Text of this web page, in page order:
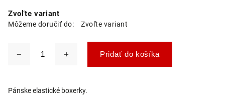
Zvoľte variant
Môžeme doručiť do: Zvoľte variant
Pridať do košíka
Pánske elastické boxerky.